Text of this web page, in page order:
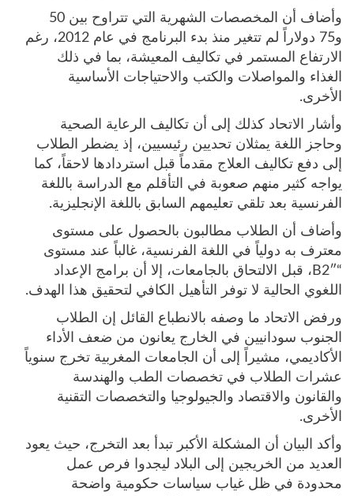
وأضاف أن المخصصات الشهرية التي تتراوح بين 50
و75 دولاراً لم تتغير منذ بدء البرنامج في عام 2012، رغم
الارتفاع المستمر في تكاليف المعيشة، بما في ذلك
الغذاء والمواصلات والكتب والاحتياجات الأساسية
الأخرى.
وأشار الاتحاد كذلك إلى أن تكاليف الرعاية الصحية
وحاجز اللغة يمثلان تحديين رئيسيين، إذ يضطر الطلاب
إلى دفع تكاليف العلاج مقدماً قبل استردادها لاحقاً، كما
يواجه كثير منهم صعوبة في التأقلم مع الدراسة باللغة
الفرنسية بعد تلقي تعليمهم السابق باللغة الإنجليزية.
وأضاف أن الطلاب مطالبون بالحصول على مستوى
معترف به دولياً في اللغة الفرنسية، غالباً عند مستوى
“B2″، قبل الالتحاق بالجامعات، إلا أن برامج الإعداد
اللغوي الحالية لا توفر التأهيل الكافي لتحقيق هذا الهدف.
ورفض الاتحاد ما وصفه بالانطباع القائل إن الطلاب
الجنوب سودانيين في الخارج يعانون من ضعف الأداء
الأكاديمي، مشيراً إلى أن الجامعات المغربية تخرج سنوياً
عشرات الطلاب في تخصصات الطب والهندسة
والقانون والاقتصاد والجيولوجيا والتخصصات التقنية
الأخرى.
وأكد البيان أن المشكلة الأكبر تبدأ بعد التخرج، حيث يعود
العديد من الخريجين إلى البلاد ليجدوا فرص عمل
محدودة في ظل غياب سياسات حكومية واضحة